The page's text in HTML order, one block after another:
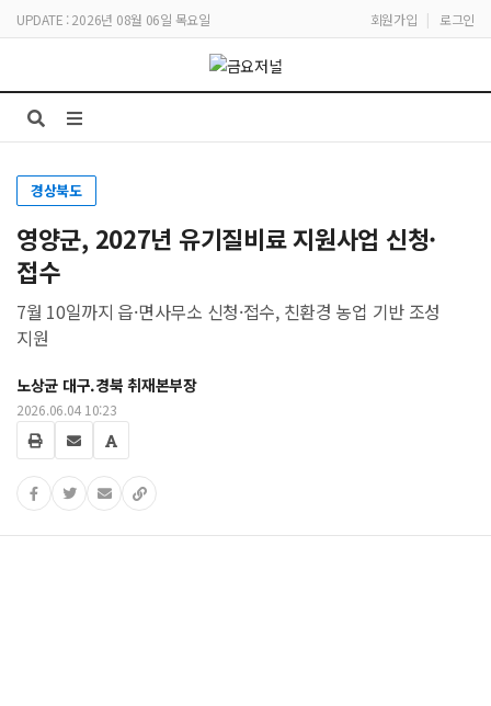
UPDATE : 2026년 08월 06일 목요일 회원가입 | 로그인
경상북도
영양군, 2027년 유기질비료 지원사업 신청·
접수
7월 10일까지 읍·면사무소 신청·접수, 친환경 농업 기반 조성
지원
노상균 대구.경북 취재본부장
2026.06.04 10:23